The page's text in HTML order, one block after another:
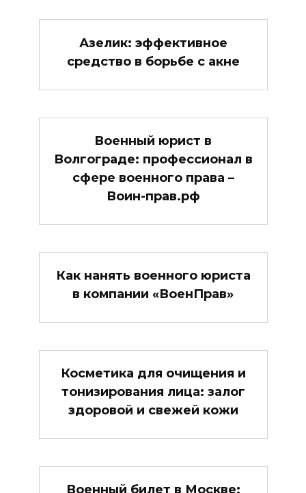
Азелик: эффективное
средство в борьбе с акне
Военный юрист в
Волгограде: профессионал в
сфере военного права –
Воин-прав.рф
Как нанять военного юриста
в компании «ВоенПрав»
Косметика для очищения и
тонизирования лица: залог
здоровой и свежей кожи
Военный билет в Москве: